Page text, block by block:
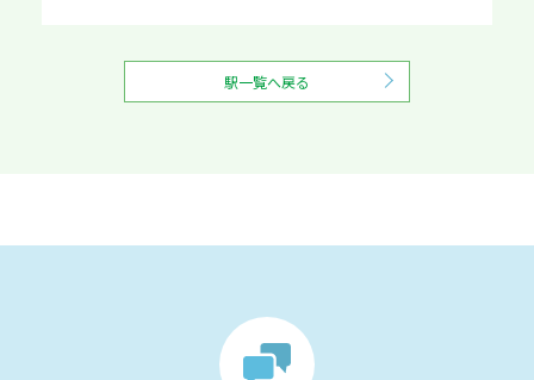
駅一覧へ戻る